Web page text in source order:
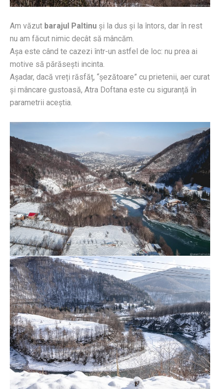
Am văzut barajul Paltinu și la dus și la întors, dar în rest
nu am făcut nimic decât să mâncăm.
Așa este când te cazezi într-un astfel de loc: nu prea ai
motive să părăsești incinta.
Așadar, dacă vreți răsfăț, “șezătoare” cu prietenii, aer curat
și mâncare gustoasă, Atra Doftana este cu siguranță în
parametrii aceștia.